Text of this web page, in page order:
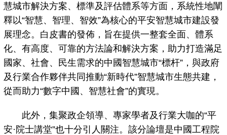
慧城市解決方案、標準及評估體系等方面，系統性地闡
釋以“智慧、智理、智效”為核心的平安智慧城市建設發
展理念。白皮書的發佈，旨在提供一整套全面、體系
化、有高度、可靠的方法論和解決方案，助力打造滿足
國家、社會、民生需求的中國智慧城市“標杆”，與政府
及行業合作夥伴共同推動“新時代”智慧城市生態共建，
從而助力“數字中國、智慧社會”的實現。
此外，集聚政企領導、專家學者及行業大咖的“平
安·院士講堂”也十分引人關注。該分論壇是中國工程院